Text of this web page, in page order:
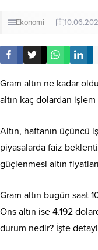
Ekonomi
Gram altın ne kadar
altın kaç dolardan
Altın, haftanın üçüncü
piyasalarda faiz
güçlenmesi altın
Gram altın bugün saat
Ons altın ise 4.192
durum nedir? İşte